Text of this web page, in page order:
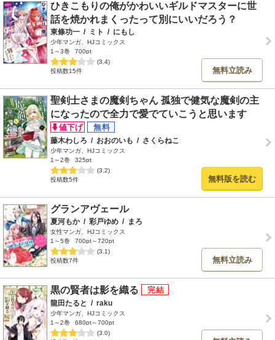
ひきこもりの俺がかわいいギルドマスターに世
話を焼かれまくったって別にいいだろう？
東條功一 / ミト / にもし
少年マンガ、HJコミックス
1～3巻
700pt
(3.4)
投稿数15件
無料立読み
聖剣士さまの魔剣ちゃん 孤独で健気な魔剣の主
になったので全力で愛でていこうと思います
藤木わしろ / おおのいも / さくらねこ
少年マンガ、HJコミックス
1～2巻
325pt
(3.2)
投稿数5件
無料版を読む
グランアヴェール
夏河もか / 彩戸ゆめ / まろ
女性マンガ、HJコミックス
1～5巻
700pt～720pt
(3.1)
投稿数7件
無料立読み
黒の賢者は影を織る
龍田たると / raku
少年マンガ、HJコミックス
1～2巻
680pt～700pt
(3.0)